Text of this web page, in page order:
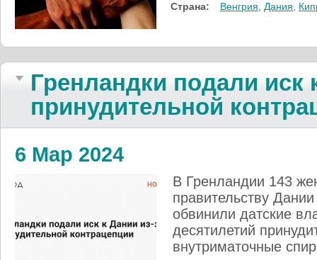
Страна: Венгрия Дания
Гренландки подали иск
принудительной
6 Мар 2024
В Гренландии 143
правительству
обвинили датские
десятилетий
внутриматочные